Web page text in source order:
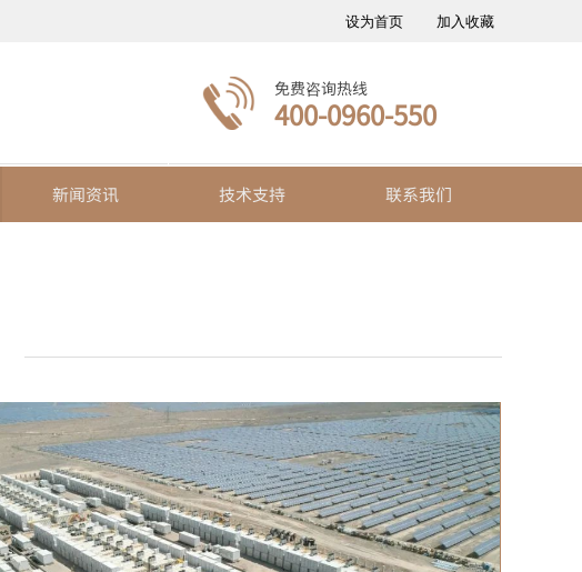
设为首页 加入收藏
免费咨询热线
400-0960-550
新闻资讯 技术支持 联系我们